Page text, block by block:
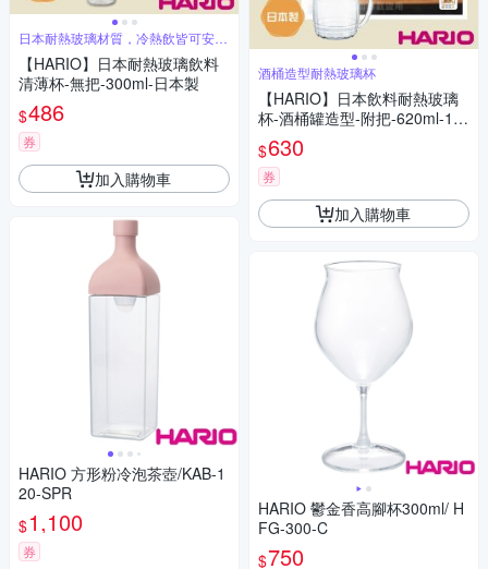
日本耐熱玻璃材質，冷熱飲皆可安心
盛裝
【HARIO】日本耐熱玻璃飲料
清薄杯-無把-300ml-日本製
$486
券
加入購物車
HARIO 方形粉冷泡茶壺/KAB-1
20-SPR
$1,100
券
酒桶造型耐熱玻璃杯
【HARIO】日本飲料耐熱玻璃
杯-酒桶罐造型-附把-620ml-1入
日本製
$630
券
加入購物車
HARIO 鬱金香高腳杯300ml/ H
FG-300-C
$750